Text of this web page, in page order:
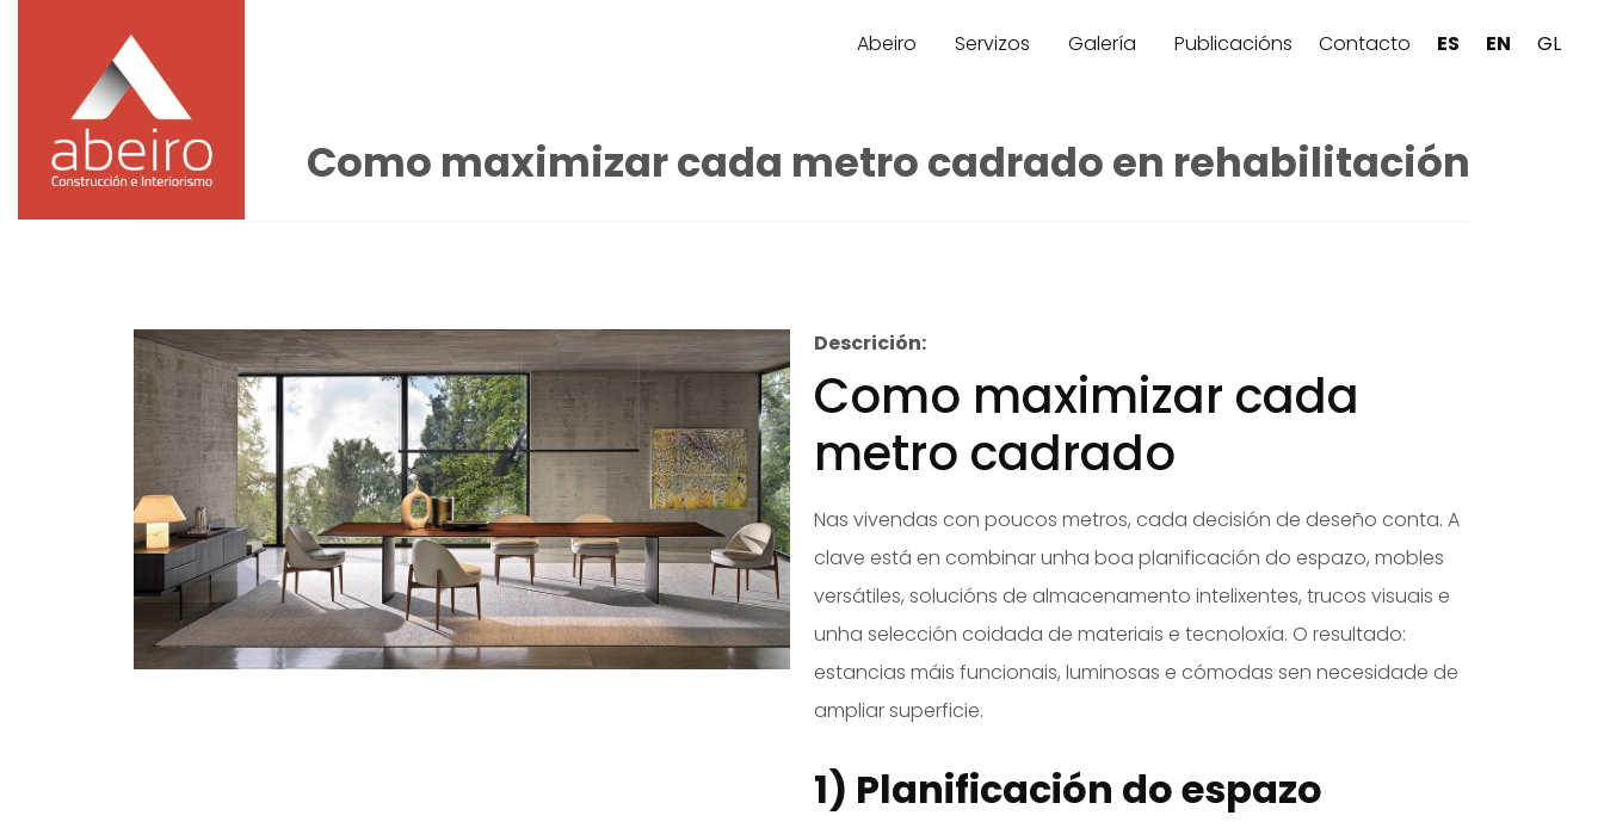
Abeiro Servizos Galería Publicacións Contacto ES EN GL
Como maximizar cada metro cadrado en rehabilitación
Descrición:
Como maximizar cada
metro cadrado
Nas vivendas con poucos metros, cada decisión de deseño conta. A
clave está en combinar unha boa planificación do espazo, mobles
versátiles, solucións de almacenamento intelixentes, trucos visuais e
unha selección coidada de materiais e tecnoloxía. O resultado:
estancias máis funcionais, luminosas e cómodas sen necesidade de
ampliar superficie.
1) Planificación do espazo